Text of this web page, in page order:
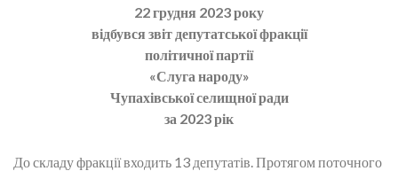
22 грудня 2023 року
відбувся звіт депутатської фракції
політичної партії
«Слуга народу»
Чупахівської селищної ради
за 2023 рік
До складу фракції входить 13 депутатів. Протягом поточного